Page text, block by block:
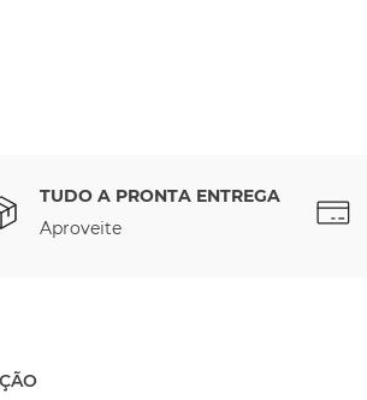
TUDO A PRONTA ENTREGA
Aproveite